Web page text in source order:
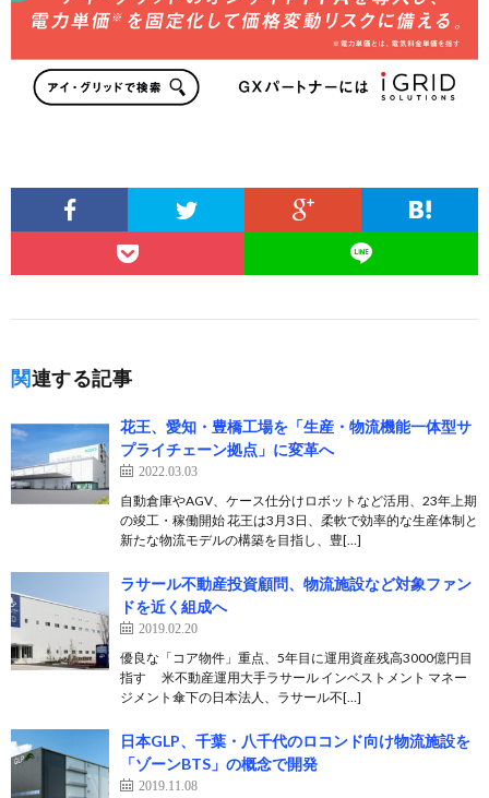
関連する記事
花王、愛知・豊橋工場を「生産・物流機能一体型サ
プライチェーン拠点」に変革へ
2022.03.03
自動倉庫やAGV、ケース仕分けロボットなど活用、23年上期
の竣工・稼働開始 花王は3月3日、柔軟で効率的な生産体制と
新たな物流モデルの構築を目指し、豊[…]
ラサール不動産投資顧問、物流施設など対象ファン
ドを近く組成へ
2019.02.20
優良な「コア物件」重点、5年目に運用資産残高3000億円目
指す 米不動産運用大手ラサール インベストメント マネー
ジメント傘下の日本法人、ラサール不[…]
日本GLP、千葉・八千代のロコンド向け物流施設を
「ゾーンBTS」の概念で開発
2019.11.08